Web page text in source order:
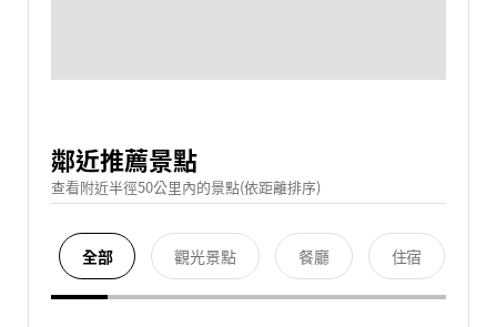
鄰近推薦景點
查看附近半徑50公里內的景點(依距離排序)
全部 觀光景點 餐廳 住宿